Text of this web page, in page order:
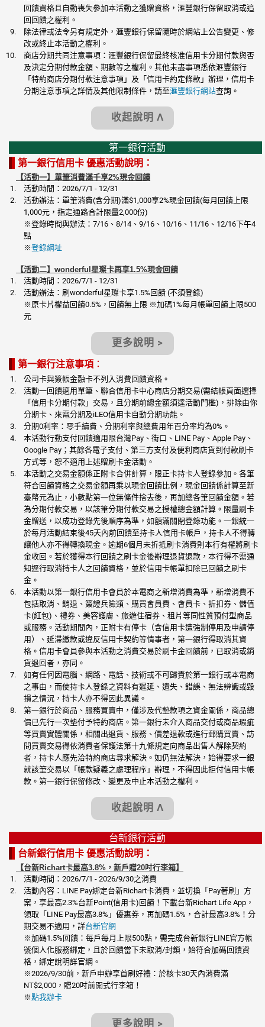
回饋資格且自動喪失參加本活動之獲贈資格，滙豐銀行保留取消或追
回回饋之權利。
除法律或法令另有規定外，滙豐銀行保留隨時於網站上公告變更、修
改或終止本活動之權利。
商店分期共同注意事項：滙豐銀行保留最終核准信用卡分期付款與否
及決定分期付款金額、期數等之權利。其他未盡事項悉依滙豐銀行
「特約商店分期付款注意事項」及「信用卡約定條款」辦理，信用卡
分期注意事項之詳情及其他限制條件，請至滙豐銀行網站查詢。
收起說明 Λ
第一銀行活動
第一銀行信用卡 優惠活動說明：
【活動一】單筆消費滿千享2%現金回饋
活動時間：2026/7/1 - 12/31
活動辦法：單筆消費(含分期)滿$1,000享2%現金回饋(每月回饋上限
1,000元，指定通路合計限量2,000份)
※登錄時間與辦法：7/16、8/14、9/16、10/16、11/16、12/16下午4
點
※登錄網址
【活動二】wonderful星璨卡再享1.5%現金回饋
活動時間：2026/7/1 - 12/31
活動辦法：刷wonderful星璨卡享1.5%回饋 (不須登錄)
※原卡片權益回饋0.5%，回饋無上限 ※加碼1%每月帳單回饋上限500
元
更多說明 >
第一銀行注意事項 ：
公司卡與簽帳金融卡不列入消費回饋資格。
活動一回饋適用單筆、聯合信用卡中心商店分期交易(需結帳頁面選擇
「信用卡分期付款」交易，且分期前總金額須達活動門檻)，排除由你
分期卡、來電分期及iLEO信用卡自動分期功能。
分期0利率：零手續費、分期利率與總費用年百分率均為0%。
本活動行動支付回饋適用限台灣Pay、街口、LINE Pay、Apple Pay、
Google Pay；其餘各電子支付、第三方支付及便利商店貨到付款刷卡
方式等，恕不適用上述贈刷卡金活動。
本活動之交易金額係正附卡合併計算，限正卡持卡人登錄參加。各筆
符合回饋資格之交易金額再乘以現金回饋比例，現金回饋係計算至新
臺幣元為止，小數點第一位無條件捨去後，再加總各筆回饋金額。若
為分期付款交易，以該筆分期付款交易之授權總金額計算。限量刷卡
金贈送，以成功登錄先後順序為準，如額滿關閉登錄功能。一銀統一
於每月活動結束後45天內前回饋至持卡人信用卡帳戶，持卡人不得轉
讓他人亦不得轉換現金。逾期6個月未折抵刷卡消費則本行有權將刷卡
金收回。若於獲得本行回饋之刷卡金後辦理退貨退款，本行得不需通
知逕行取消持卡人之回饋資格，並於信用卡帳單扣除已回饋之刷卡
金。
本活動以第一銀行信用卡會員於本電商之新增消費為準，新增消費不
包括取消、銷退、簽證兵險類、購買會員費、會員卡、折扣券、儲值
卡(紅包)、禮券、美容護膚、旅遊住宿券、租片等同性質預付型商品
或服務。活動期間內，正附卡有停卡（含信用卡遭強制停用及申請停
用）、延滯繳款或違反信用卡契約等情事者，第一銀行得取消其資
格。信用卡會員參與本活動之消費交易於刷卡金回饋前，已取消或銷
貨退回者，亦同。
如有任何因電腦、網路、電話、技術或不可歸責於第一銀行或本電商
之事由，而使持卡人登錄之資料有遲延、遺失、錯誤、無法辨識或毀
損之情況，持卡人亦不得因此異議。
第一銀行於商品、服務買賣中，僅涉及代墊款項之資金關係，商品總
價已先行一次墊付予特約商店。第一銀行未介入商品交付或商品瑕疵
等買賣實體關係，相關出退貨、服務、價差退款或進行郵購買賣、訪
問買賣交易得依消費者保護法第十九條規定向商品出售人解除契約
者，持卡人應先洽特約商店尋求解決。如仍無法解決，始得要求一銀
就該筆交易以「帳款疑義之處理程序」辦理，不得因此拒付信用卡帳
款。第一銀行保留修改、變更及中止本活動之權利。
收起說明 Λ
台新銀行活動
台新銀行信用卡 優惠活動說明：
【台新Richart卡最高3.8%，新戶贈20吋行李箱】
活動時間：2026/7/1 - 2026/9/30之消費
活動內容：LINE Pay綁定台新Richart卡消費，並切換「Pay著刷」方
案，享最高2.3%台新Point(信用卡)回饋！下載台新Richart Life App，
領取「LINE Pay最高3.8%」優惠券，再加碼1.5%，合計最高3.8%！分
期交易不適用，詳台新官網
※加碼1.5%回饋：每戶每月上限500點，需完成台新銀行LINE官方帳
號個人化服務綁定，且於回饋當下未取消/封鎖，始符合加碼回饋資
格，綁定說明詳官網。
※2026/9/30前，新戶申辦享首刷好禮：於核卡30天內消費滿
NT$2,000，贈20吋前開式行李箱！
※點我辦卡
更多說明 >